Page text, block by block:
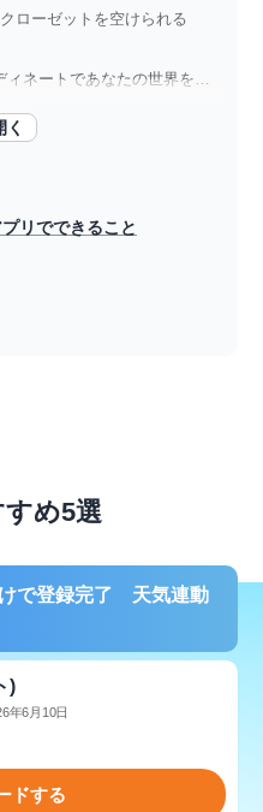
ローゼットを空けられる
比率も自動集計
く
リでできること
め5選
で登録完了 天気連動
)
年6月10日
ドする